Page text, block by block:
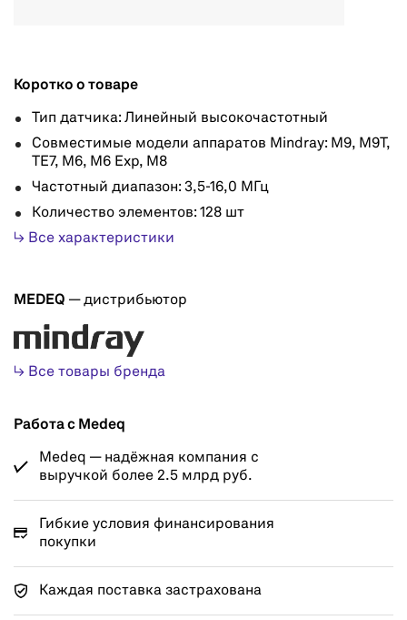
Коротко о товаре
Тип датчика: Линейный высокочастотный
Совместимые модели аппаратов Mindray: M9, M9T,
TE7, M6, M6 Exp, M8
Частотный диапазон: 3,5-16,0 МГц
Количество элементов: 128 шт
↳ Все характеристики
MEDEQ — дистрибьютор
↳ Все товары бренда
Работа с Medeq
Medeq — надёжная компания с
выручкой более 2.5 млрд руб.
Гибкие условия финансирования
покупки
Каждая поставка застрахована